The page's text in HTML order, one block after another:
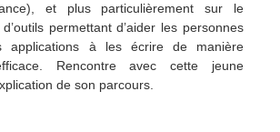
et plus particulièrement sur le
permettant d’aider les personnes
applications à les écrire de manière
Rencontre avec cette jeune
de son parcours.